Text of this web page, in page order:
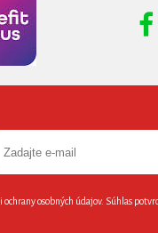
osobných údajov. Súhlas